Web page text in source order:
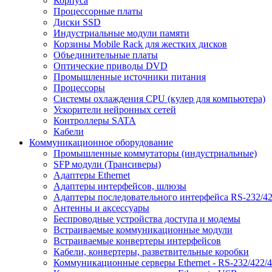
Процессорные платы
Диски SSD
Индустриальные модули памяти
Корзины Mobile Rack для жестких дисков
Объединительные платы
Оптические приводы DVD
Промышленные источники питания
Процессоры
Системы охлаждения CPU (кулер для компьютера)
Ускорители нейронных сетей
Контроллеры SATA
Кабели
Коммуникационное оборудование
Промышленные коммутаторы (индустриальные)
SFP модули (Трансиверы)
Адаптеры Ethernet
Адаптеры интерфейсов, шлюзы
Адаптеры последовательного интерфейса RS-232/
Антенны и аксессуары
Беспроводные устройства доступа и модемы
Встраиваемые коммуникационные модули
Встраиваемые конвертеры интерфейсов
Кабели, конвертеры, разветвительные коробки
Коммуникационные серверы Ethernet - RS-232/422/